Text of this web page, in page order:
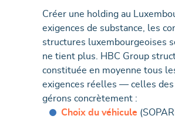
Créer une holding au
exigences de substance, les
structures luxembourgeoises
ne tient plus. HBC Group
constituée en moyenne tous
exigences réelles — celles des
gérons concrètement :
Choix du véhicule